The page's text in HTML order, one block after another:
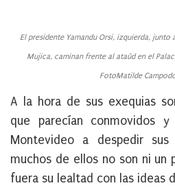
El presidente Yamandu Orsi, izquierda, junto
Mujica, caminan frente al ataúd en el
FotoMatilde
A la hora de sus exequias
que parecían conmovidos
Montevideo a despedir
muchos de ellos no son ni
fuera su lealtad con las ideas